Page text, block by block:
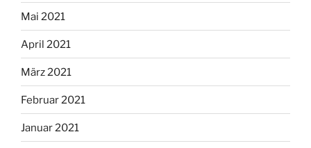
Mai 2021
April 2021
März 2021
Februar 2021
Januar 2021